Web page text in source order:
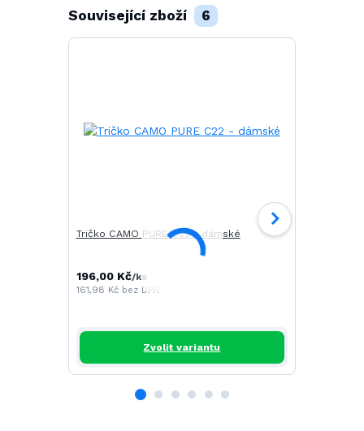
Související zboží 6
Tričko CAMO PURE C22 - dámské
196,00 Kč/ks
161,98 Kč bez DPH
Zvolit variantu